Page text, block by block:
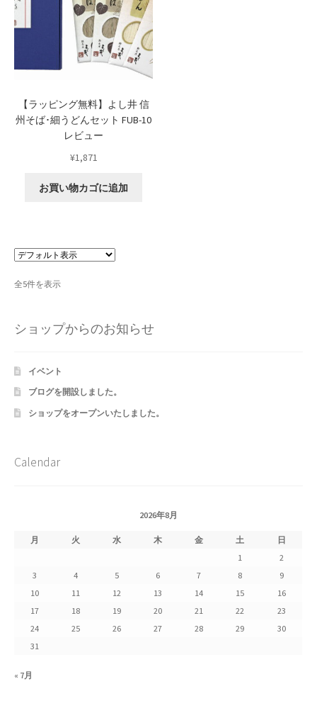
ご利用ガイド
アフィリエイト登録
カート
ギフト特集
クイック注文フォーム
クリスマス特集
おすすめショップとは
セール
ベンダーメンバーシップ
ベンダー登録
【ラッピング無料】よし井 信
州そば･細うどんセット FUB-10
レビュー
¥1,871
お買い物カゴに追加
全5件を表示
ショップからのお知らせ
イベント
ブログを開設しました。
ショップをオープンいたしました。
Calendar
2026年8月
月 火 水 木 金 土
日
1
2
3
4 5 6 7 8
9
10
11 12 13 14 15
16
17
18 19 20 21 22
23
24
25 26 27 28 29
30
31
« 7月